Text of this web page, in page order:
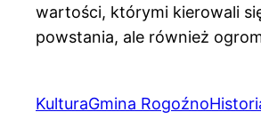
wartości, którymi kierowali
powstania, ale również
KulturaGmina Rogoźno